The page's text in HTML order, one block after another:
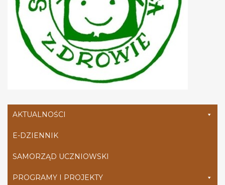
AKTUALNOŚCI
E-DZIENNIK
SAMORZĄD UCZNIOWSKI
PROGRAMY I PROJEKTY